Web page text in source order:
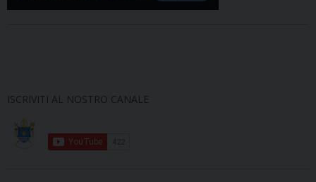
ISCRIVITI AL NOSTRO CANALE